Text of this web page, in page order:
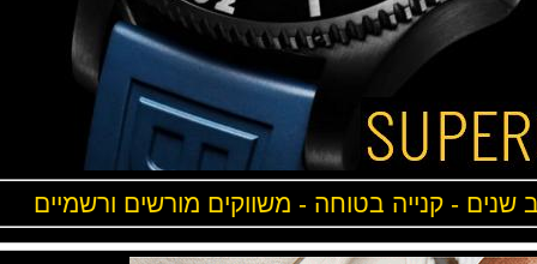
- קנייה בטוחה - משווקים מורשים ורשמיים